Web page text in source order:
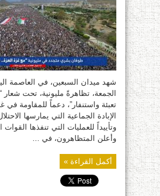
واستنفار…
تظاهرة
مليونية
في
ميدان
السبعين
بصنعاء
مغلقة
شهد ميدان السبعين، في العاصمة
الجمعة، تظاهرةً مليونية، تحت شعار
تعبئة واستنفار”، دعماً للمقاومة في
الإبادة الجماعية التي يمارسها
وتأييداً للعمليات التي تنفذها القوات
وأعلن المتظاهرون، في ...
أكمل القراءة »